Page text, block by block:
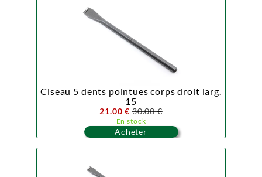
Ciseau 5 dents pointues corps droit larg.
15
21.00 € 30.00 €
En stock
Acheter